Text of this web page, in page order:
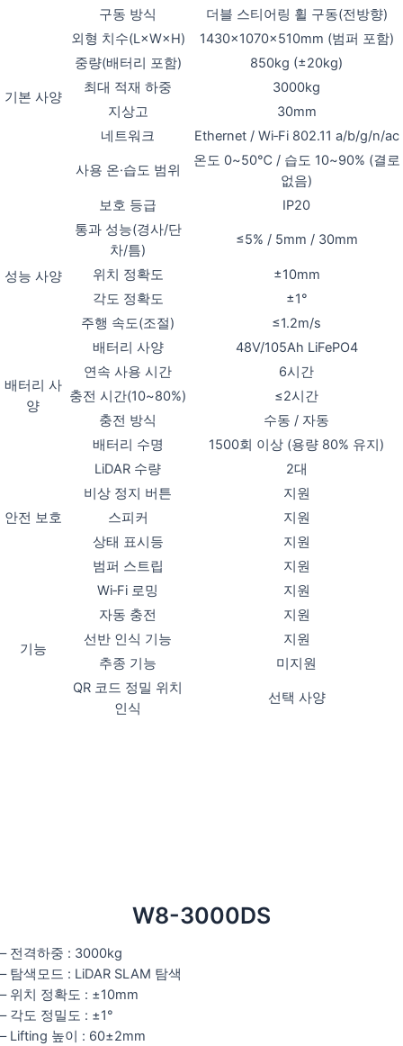
기본 사양
구동 방식
더블 스티어링 휠 구동(전방향)
외형 치수(L×W×H)
1430×1070×510mm (범퍼 포함)
중량(배터리 포함)
850kg (±20kg)
최대 적재 하중
3000kg
지상고
30mm
네트워크
Ethernet / Wi‑Fi 802.11 a/b/g/n/ac
사용 온·습도 범위
온도 0~50℃ / 습도 10~90% (결로
없음)
보호 등급
IP20
성능 사양
통과 성능(경사/단
차/틈)
≤5% / 5mm / 30mm
위치 정확도
±10mm
각도 정확도
±1°
주행 속도(조절)
≤1.2m/s
배터리 사
양
배터리 사양
48V/105Ah LiFePO4
연속 사용 시간
6시간
충전 시간(10~80%)
≤2시간
충전 방식
수동 / 자동
배터리 수명
1500회 이상 (용량 80% 유지)
안전 보호
LiDAR 수량
2대
비상 정지 버튼
지원
스피커
지원
상태 표시등
지원
범퍼 스트립
지원
기능
Wi‑Fi 로밍
지원
자동 충전
지원
선반 인식 기능
지원
추종 기능
미지원
QR 코드 정밀 위치
인식
선택 사양
W8-3000DS
– 전격하중 : 3000kg
– 탐색모드 : LiDAR SLAM 탐색
– 위치 정확도 : ±10mm
– 각도 정밀도 : ±1°
– Lifting 높이 : 60±2mm